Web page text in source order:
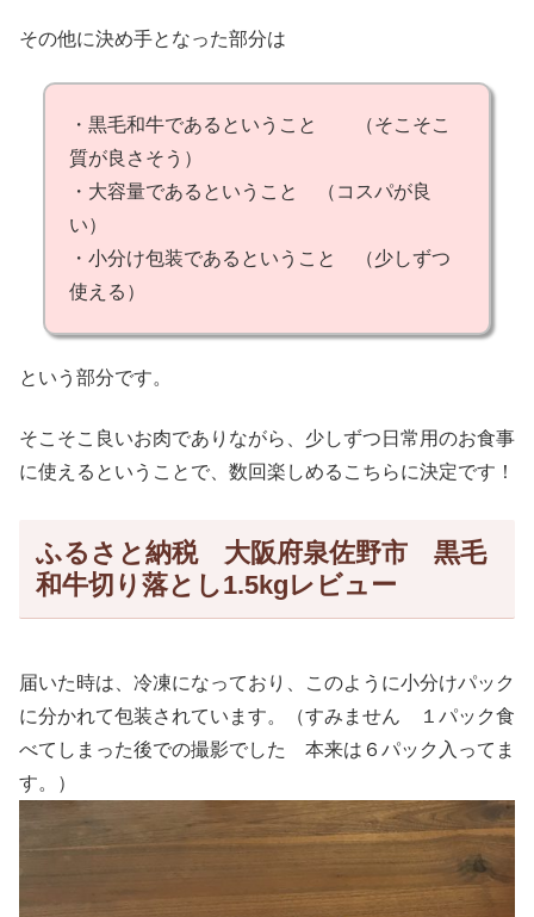
その他に決め手となった部分は
・黒毛和牛であるということ （そこそこ
質が良さそう）
・大容量であるということ （コスパが良
い）
・小分け包装であるということ （少しずつ
使える）
という部分です。
そこそこ良いお肉でありながら、少しずつ日常用のお食事
に使えるということで、数回楽しめるこちらに決定です！
ふるさと納税 大阪府泉佐野市 黒毛
和牛切り落とし1.5kgレビュー
届いた時は、冷凍になっており、このように小分けパック
に分かれて包装されています。（すみません １パック食
べてしまった後での撮影でした 本来は６パック入ってま
す。）